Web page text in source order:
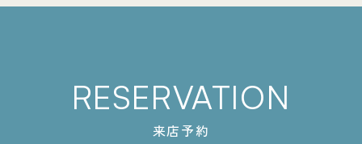
RESERVATION
来店予約